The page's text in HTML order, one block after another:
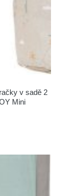
v sadě 2
Mini